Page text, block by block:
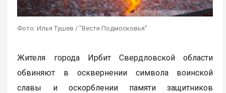
Фото: Илья Тушев / "Вести Подмосковья"
Жителя города Ирбит Свердловской области
обвиняют в осквернении символа воинской
славы и оскорблении памяти защитников